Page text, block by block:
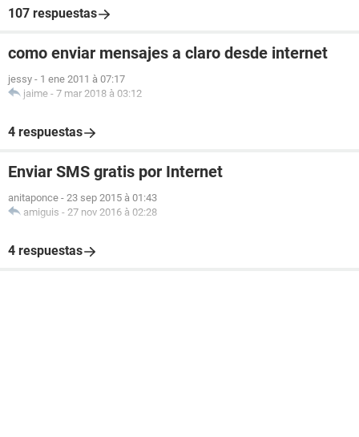
107 respuestas
como enviar mensajes a claro desde internet
jessy - 1 ene 2011 à 07:17
jaime - 7 mar 2018 à 03:12
4 respuestas
Enviar SMS gratis por Internet
anitaponce - 23 sep 2015 à 01:43
amiguis - 27 nov 2016 à 02:28
4 respuestas